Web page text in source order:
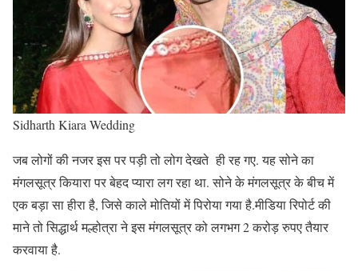
Sidharth Kiara Wedding
जब लोगों की नजर इस पर पड़ी तो लोग देखते ही रह गए. यह सोने का
मंगलसूत्र कियारा पर बेहद प्यारा लग रहा था. सोने के मंगलसूत्र के बीच में
एक बड़ा सा हीरा है, जिसे काले मोतियों में पिरोया गया है.मीडिया रिपोर्ट की
माने तो सिद्धार्थ मल्होत्रा ने इस मंगलसूत्र को लगभग 2 करोड़ रुपए तैयार
करवाया है.